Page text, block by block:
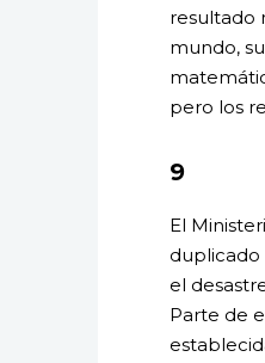
resultado
mundo,
pero los
9
El
duplicado
el
Parte de